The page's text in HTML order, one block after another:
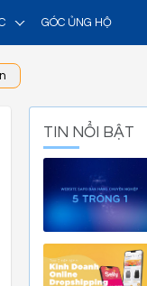
GÓC ỦNG HỘ
TIN NỔI BẬT